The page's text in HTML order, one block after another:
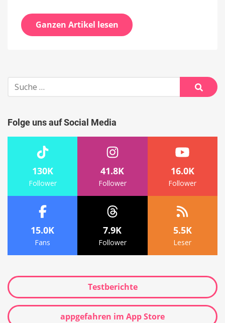
Ganzen Artikel lesen
Suche
nach:
Suche
Folge uns auf Social Media
130K
Follower
41.8K
Follower
16.0K
Follower
15.0K
Fans
7.9K
Follower
5.5K
Leser
Testberichte
appgefahren im App Store